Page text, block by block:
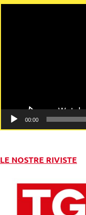
00:00
LE NOSTRE RIVISTE